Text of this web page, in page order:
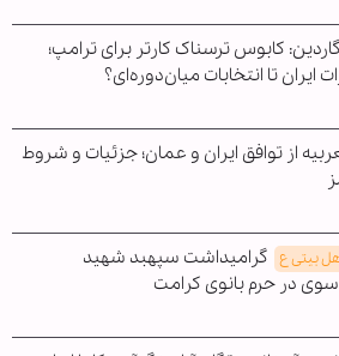
کابوس ترسناک کارتر برای ترامپ؛
ایران تا انتخابات میان‌دوره‌ای؟
از توافق ایران و عمان؛ جزئیات و شروط
بیتی ع گرامیداشت سپهبد شهید
در حرم بانوی کرامت